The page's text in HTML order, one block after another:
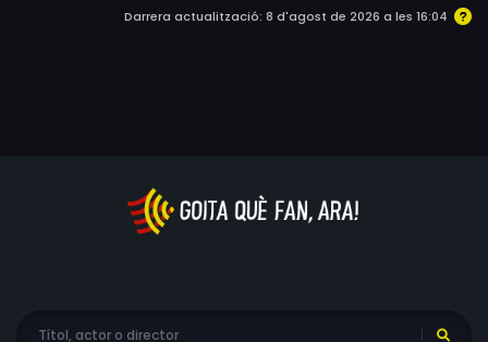
venjar-se de la seva enemiga. El desenllaç ens
Darrera actualització: 8 d'agost de 2026 a les 16:04